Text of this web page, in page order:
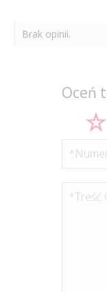
Brak opinii.
Oceń
*Treść